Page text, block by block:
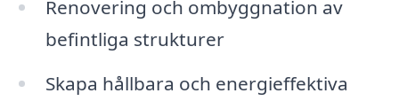
Renovering och ombyggnation av
befintliga strukturer
Skapa hållbara och energieffektiva